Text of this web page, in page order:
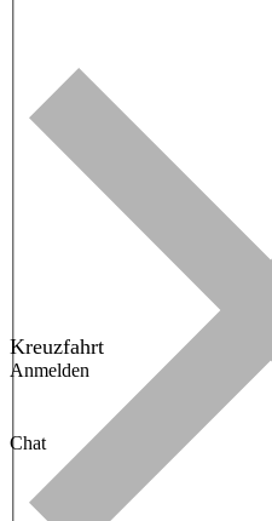
Kreuzfahrt
Anmelden
Chat